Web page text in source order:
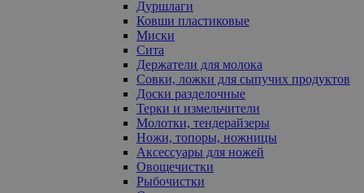
Дуршлаги
Ковши пластиковые
Миски
Сита
Держатели для молока
Совки, ложки для сыпучих продуктов
Доски разделочные
Терки и измельчители
Молотки, тендерайзеры
Ножи, топоры, ножницы
Аксессуары для ножей
Овощечистки
Рыбочистки